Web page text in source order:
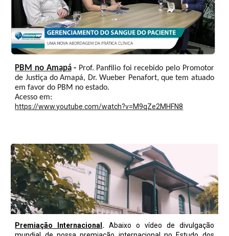
PBM no Amapá- Prof. Panfilio foi recebido pelo Promotor
de Justiça do Amapá, Dr. Wueber Penafort, que tem atuado
em favor do PBM no estado.
Acesso em:
https://www.youtube.com/watch?v=M9qZe2MHFN8
Premiação Internacional .Abaixo o vídeo de divulgação